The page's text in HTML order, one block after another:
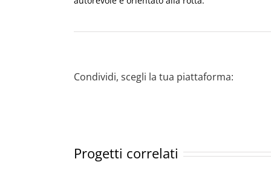
Condividi, scegli la tua piattaforma:
Progetti correlati